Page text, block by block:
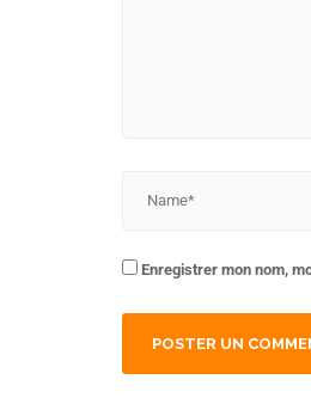
Enregistrer mon nom,